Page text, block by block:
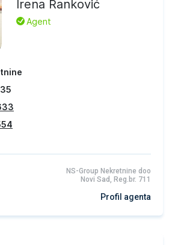
Irena Ranković
L Agent
NS-Group Nekretnine doo
Novi Sad, Reg.br. 711
Profil agenta